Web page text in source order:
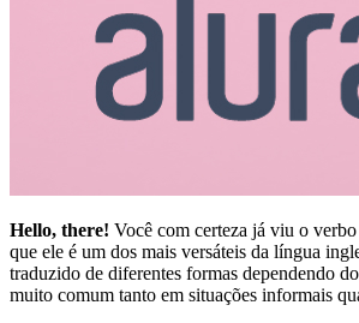
Hello, there! Você com certeza já viu o verbo
que ele é um dos mais versáteis da língua
traduzido de diferentes formas dependendo
muito comum tanto em situações informais